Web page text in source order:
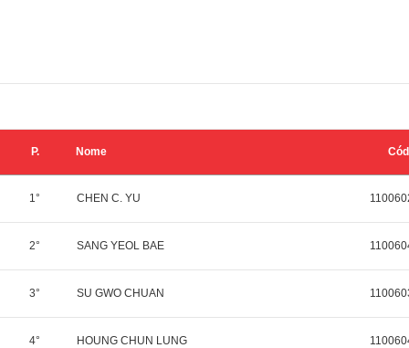
P. Nome Cód
1° CHEN C. YU
2° SANG YEOL BAE
3° SU GWO CHUAN
4° HOUNG CHUN LUNG